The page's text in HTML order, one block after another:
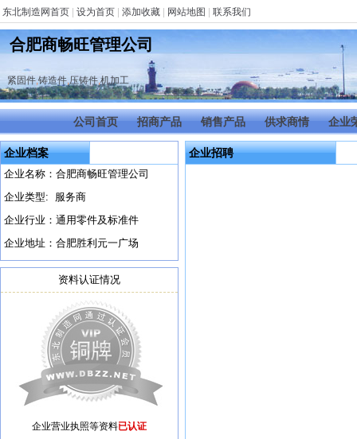
东北制造网首页 设为首页 添加收藏 网站地图 联系我们
合肥商畅旺管理公司
紧固件,铸造件,压铸件,机加工
公司首页 招商产品 销售产品 供求商情 企业
企业档案
企业名称：合肥商畅旺管理公司
企业类型: 服务商
企业行业：通用零件及标准件
企业地址：合肥胜利元一广场
资料认证情况
企业营业执照等资料已认证
企业招聘